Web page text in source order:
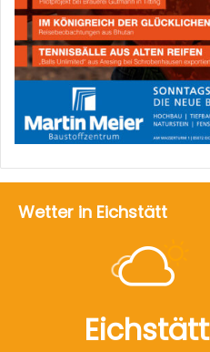
Wetter in Eichstätt
Eichstätt